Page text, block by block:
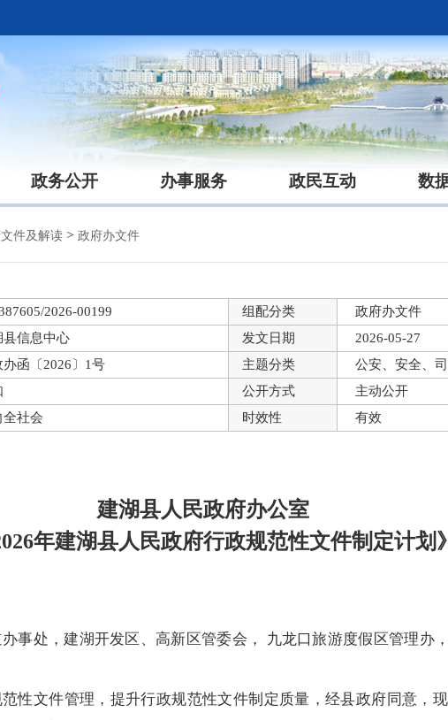
政务公开 办事服务 政民互动 数
件及解读 > 政府办文件
2026-00199 组配分类
政府办文件
县信息中心 发文日期
2026-05-27
办函〔2026〕1号 主题分类
公安、安全、
公开方式
主动公开
全社会 时效性 有效
建湖县人民政府办公室
年建湖县人民政府行政规范性文件制定计划
事处，建湖开发区、高新区管委会， 九龙口旅游度假区管理办
性文件管理，提升行政规范性文件制定质量，经县政府同意，